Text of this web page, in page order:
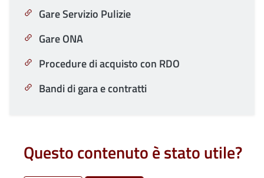
Gare Servizio Pulizie
Gare ONA
Procedure di acquisto con RDO
Bandi di gara e contratti
Questo contenuto è stato utile?